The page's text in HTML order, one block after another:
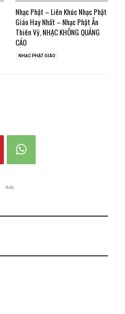
Nhạc Phật – Liên Khúc Nhạc Phật
Giáo Hay Nhất – Nhạc Phật Ân
Thiên Vỹ, NHẠC KHÔNG QUẢNG
CÁO
NHẠC PHẬT GIÁO
Ads